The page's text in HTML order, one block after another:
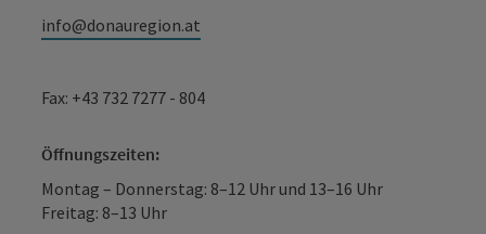
info@donauregion.at
Fax: +43 732 7277 - 804
Öffnungszeiten:
Montag – Donnerstag: 8–12 Uhr und 13–16 Uhr
Freitag: 8–13 Uhr